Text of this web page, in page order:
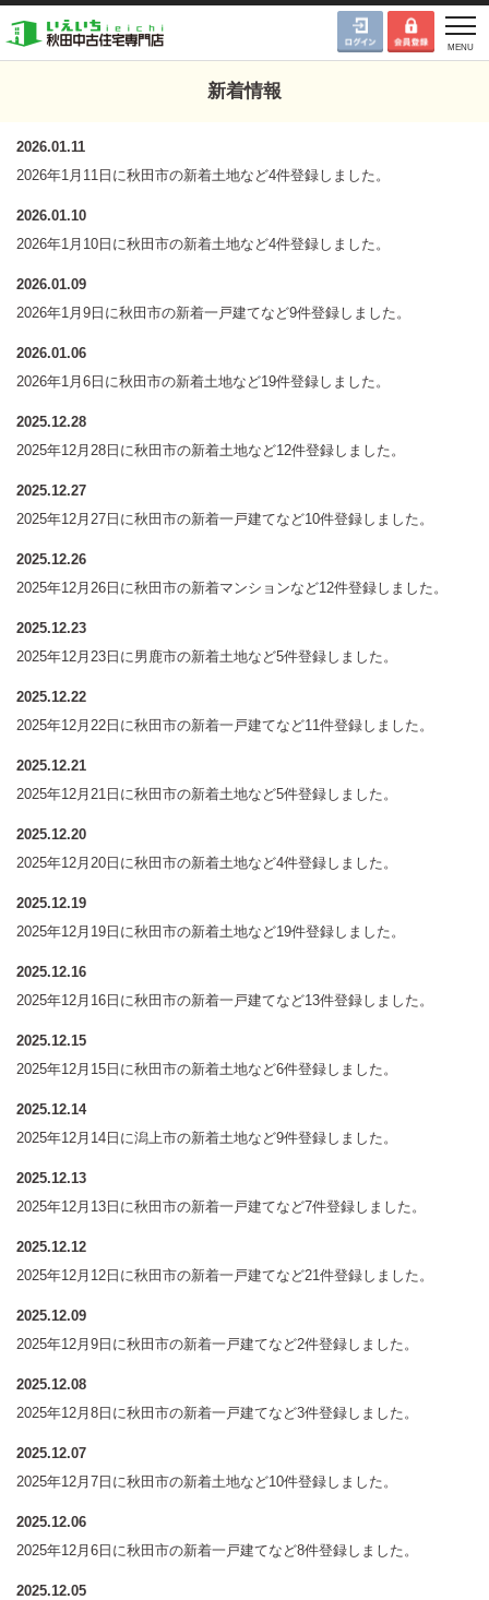
新着情報
2026.01.11
2026年1月11日に秋田市の新着土地など4件登録しました。
2026.01.10
2026年1月10日に秋田市の新着土地など4件登録しました。
2026.01.09
2026年1月9日に秋田市の新着一戸建てなど9件登録しました。
2026.01.06
2026年1月6日に秋田市の新着土地など19件登録しました。
2025.12.28
2025年12月28日に秋田市の新着土地など12件登録しました。
2025.12.27
2025年12月27日に秋田市の新着一戸建てなど10件登録しました。
2025.12.26
2025年12月26日に秋田市の新着マンションなど12件登録しました。
2025.12.23
2025年12月23日に男鹿市の新着土地など5件登録しました。
2025.12.22
2025年12月22日に秋田市の新着一戸建てなど11件登録しました。
2025.12.21
2025年12月21日に秋田市の新着土地など5件登録しました。
2025.12.20
2025年12月20日に秋田市の新着土地など4件登録しました。
2025.12.19
2025年12月19日に秋田市の新着土地など19件登録しました。
2025.12.16
2025年12月16日に秋田市の新着一戸建てなど13件登録しました。
2025.12.15
2025年12月15日に秋田市の新着土地など6件登録しました。
2025.12.14
2025年12月14日に潟上市の新着土地など9件登録しました。
2025.12.13
2025年12月13日に秋田市の新着一戸建てなど7件登録しました。
2025.12.12
2025年12月12日に秋田市の新着一戸建てなど21件登録しました。
2025.12.09
2025年12月9日に秋田市の新着一戸建てなど2件登録しました。
2025.12.08
2025年12月8日に秋田市の新着一戸建てなど3件登録しました。
2025.12.07
2025年12月7日に秋田市の新着土地など10件登録しました。
2025.12.06
2025年12月6日に秋田市の新着一戸建てなど8件登録しました。
2025.12.05